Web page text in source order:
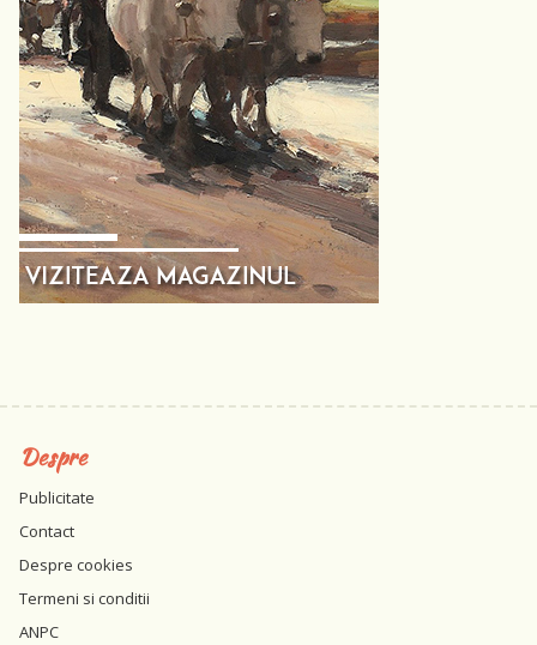
Despre
Publicitate
Contact
Despre cookies
Termeni si conditii
ANPC